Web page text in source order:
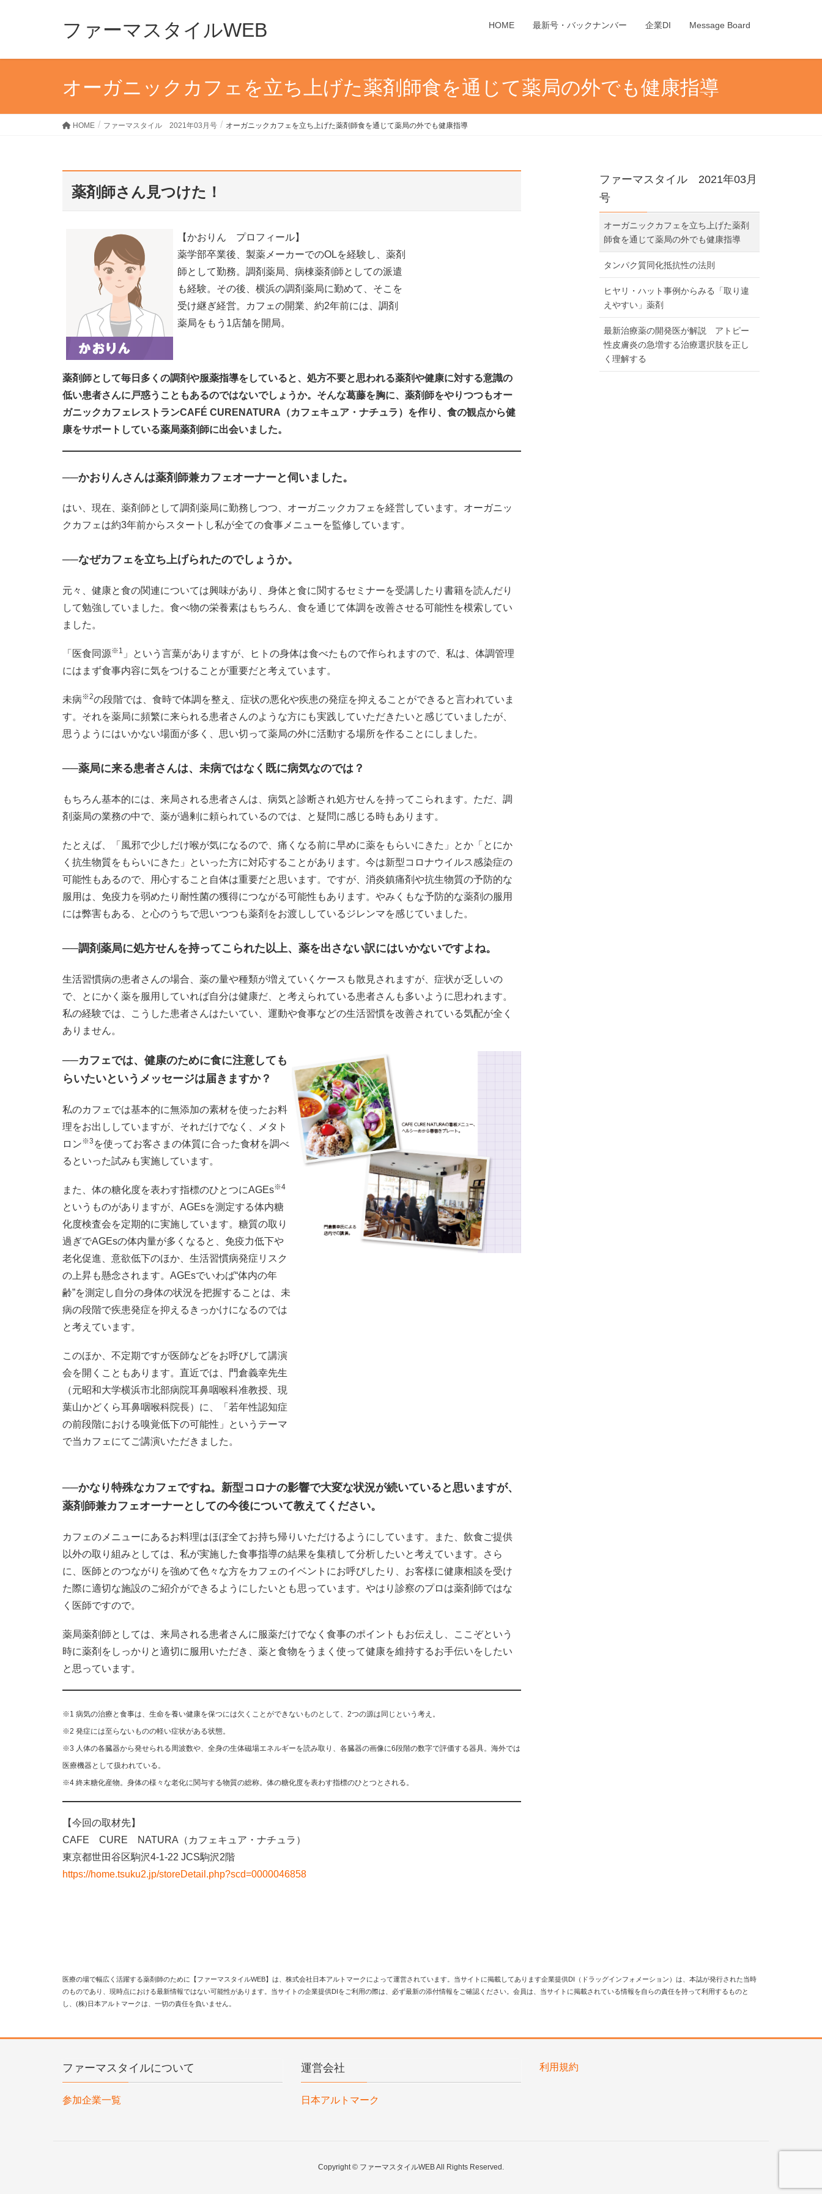
ファーマスタイルWEB HOME 最新号・バックナンバー 企業DI Message Board
オーガニックカフェを立ち上げた薬剤師食を通じて薬局の外でも健康指導
HOME ファーマスタイル 2021年03月号 オーガニックカフェを立ち上げた薬剤師食を通じて薬局の外でも健康指導
薬剤師さん見つけた！
【かおりん プロフィール】
薬学部卒業後、製薬メーカーでのOLを経験し、薬剤
師として勤務。調剤薬局、病棟薬剤師としての派遣
も経験。その後、横浜の調剤薬局に勤めて、そこを
受け継ぎ経営。カフェの開業、約2年前には、調剤
薬局をもう1店舗を開局。
薬剤師として毎日多くの調剤や服薬指導をしていると、処方不要と思われる薬剤や健康に対する意識の
低い患者さんに戸惑うこともあるのではないでしょうか。そんな葛藤を胸に、薬剤師をやりつつもオー
ガニックカフェレストランCAFÉ CURENATURA（カフェキュア・ナチュラ）を作り、食の観点から健
康をサポートしている薬局薬剤師に出会いました。
──かおりんさんは薬剤師兼カフェオーナーと伺いました。
はい、現在、薬剤師として調剤薬局に勤務しつつ、オーガニックカフェを経営しています。オーガニッ
クカフェは約3年前からスタートし私が全ての食事メニューを監修しています。
──なぜカフェを立ち上げられたのでしょうか。
元々、健康と食の関連については興味があり、身体と食に関するセミナーを受講したり書籍を読んだり
して勉強していました。食べ物の栄養素はもちろん、食を通じて体調を改善させる可能性を模索してい
ました。
「医食同源※1 」という言葉がありますが、ヒトの身体は食べたもので作られますので、私は、体調管理
にはまず食事内容に気をつけることが重要だと考えています。
未病※2の段階では、食時で体調を整え、症状の悪化や疾患の発症を抑えることができると言われていま
す。それを薬局に頻繁に来られる患者さんのような方にも実践していただきたいと感じていましたが、
思うようにはいかない場面が多く、思い切って薬局の外に活動する場所を作ることにしました。
──薬局に来る患者さんは、未病ではなく既に病気なのでは？
もちろん基本的には、来局される患者さんは、病気と診断され処方せんを持ってこられます。ただ、調
剤薬局の業務の中で、薬が過剰に頼られているのでは、と疑問に感じる時もあります。
たとえば、「風邪で少しだけ喉が気になるので、痛くなる前に早めに薬をもらいにきた」とか「とにか
く抗生物質をもらいにきた」といった方に対応することがあります。今は新型コロナウイルス感染症の
可能性もあるので、用心すること自体は重要だと思います。ですが、消炎鎮痛剤や抗生物質の予防的な
服用は、免疫力を弱めたり耐性菌の獲得につながる可能性もあります。やみくもな予防的な薬剤の服用
には弊害もある、と心のうちで思いつつも薬剤をお渡ししているジレンマを感じていました。
──調剤薬局に処方せんを持ってこられた以上、薬を出さない訳にはいかないですよね。
生活習慣病の患者さんの場合、薬の量や種類が増えていくケースも散見されますが、症状が乏しいの
で、とにかく薬を服用していれば自分は健康だ、と考えられている患者さんも多いように思われます。
私の経験では、こうした患者さんはたいてい、運動や食事などの生活習慣を改善されている気配が全く
ありません。
──カフェでは、健康のために食に注意しても
らいたいというメッセージは届きますか？
私のカフェでは基本的に無添加の素材を使ったお料
理をお出ししていますが、それだけでなく、メタト
ロン※3 を使ってお客さまの体質に合った食材を調べ
るといった試みも実施しています。
また、体の糖化度を表わす指標のひとつにAGEs※4
というものがありますが、AGEsを測定する体内糖
化度検査会を定期的に実施しています。糖質の取り
過ぎでAGEsの体内量が多くなると、免疫力低下や
老化促進、意欲低下のほか、生活習慣病発症リスク
の上昇も懸念されます。AGEsでいわば“体内の年
齢”を測定し自分の身体の状況を把握することは、未
病の段階で疾患発症を抑えるきっかけになるのでは
と考えています。
このほか、不定期ですが医師などをお呼びして講演
会を開くこともあります。直近では、門倉義幸先生
（元昭和大学横浜市北部病院耳鼻咽喉科准教授、現
葉山かどくら耳鼻咽喉科院長）に、「若年性認知症
の前段階における嗅覚低下の可能性」というテーマ
で当カフェにてご講演いただきました。
──かなり特殊なカフェですね。新型コロナの影響で大変な状況が続いていると思いますが、
薬剤師兼カフェオーナーとしての今後について教えてください。
カフェのメニューにあるお料理はほぼ全てお持ち帰りいただけるようにしています。また、飲食ご提供
以外の取り組みとしては、私が実施した食事指導の結果を集積して分析したいと考えています。さら
に、医師とのつながりを強めて色々な方をカフェのイベントにお呼びしたり、お客様に健康相談を受け
た際に適切な施設のご紹介ができるようにしたいとも思っています。やはり診察のプロは薬剤師ではな
く医師ですので。
薬局薬剤師としては、来局される患者さんに服薬だけでなく食事のポイントもお伝えし、ここぞという
時に薬剤をしっかりと適切に服用いただき、薬と食物をうまく使って健康を維持するお手伝いをしたい
と思っています。
※1 病気の治療と食事は、生命を養い健康を保つには欠くことができないものとして、2つの源は同じという考え。
※2 発症には至らないものの軽い症状がある状態。
※3 人体の各臓器から発せられる周波数や、全身の生体磁場エネルギーを読み取り、各臓器の画像に6段階の数字で評価する器具。海外では
医療機器として扱われている。
※4 終末糖化産物。身体の様々な老化に関与する物質の総称。体の糖化度を表わす指標のひとつとされる。
【今回の取材先】
CAFE CURE NATURA（カフェキュア・ナチュラ）
東京都世田谷区駒沢4-1-22 JCS駒沢2階
https://home.tsuku2.jp/storeDetail.php?scd=0000046858
ファーマスタイル 2021年03月
号
オーガニックカフェを立ち上げた薬剤
師食を通じて薬局の外でも健康指導
タンパク質同化抵抗性の法則
ヒヤリ・ハット事例からみる「取り違
えやすい」薬剤
最新治療薬の開発医が解説 アトピー
性皮膚炎の急増する治療選択肢を正し
く理解する
医療の場で幅広く活躍する薬剤師のために【ファーマスタイルWEB】は、株式会社日本アルトマークによって運営されています。当サイトに掲載してあります企業提供DI（ドラッグインフォメーション）は、本誌が発行された当時
のものであり、現時点における最新情報ではない可能性があります。当サイトの企業提供DIをご利用の際は、必ず最新の添付情報をご確認ください。会員は、当サイトに掲載されている情報を自らの責任を持って利用するものと
し、(株)日本アルトマークは、一切の責任を負いません。
ファーマスタイルについて
参加企業一覧
運営会社
日本アルトマーク
利用規約
Copyright © ファーマスタイルWEB All Rights Reserved.